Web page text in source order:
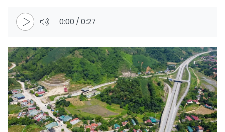
0:00 /0:27